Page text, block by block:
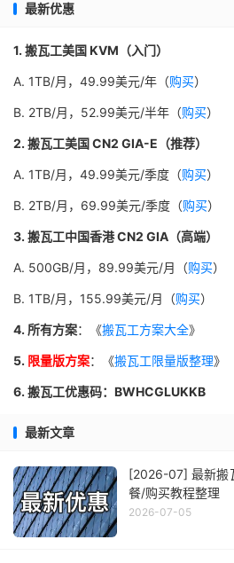
最新优惠
1. 搬瓦工美国 KVM（入门）
A. 1TB/月，49.99美元/年（购买）
B. 2TB/月，52.99美元/半年（购买）
2. 搬瓦工美国 CN2 GIA-E（推荐）
A. 1TB/月，49.99美元/季度（购买）
B. 2TB/月，69.99美元/季度（购买）
3. 搬瓦工中国香港 CN2 GIA（高端）
A. 500GB/月，89.99美元/月（购买）
B. 1TB/月，155.99美元/月（购买）
4. 所有方案：《搬瓦工方案大全》
5. 限量版方案：《搬瓦工限量版整理》
6. 搬瓦工优惠码：BWHCGLUKKB
最新文章
[2026-07] 最新搬
餐/购买教程整理
2026-07-05